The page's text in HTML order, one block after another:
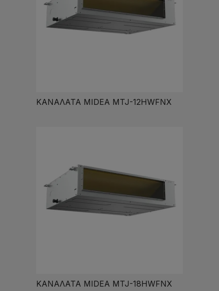
ΚΑΝΑΛΑΤΑ MIDEA MTJ-12HWFNX
ΚΑΝΑΛΑΤΑ MIDEA MTJ-18HWFNX